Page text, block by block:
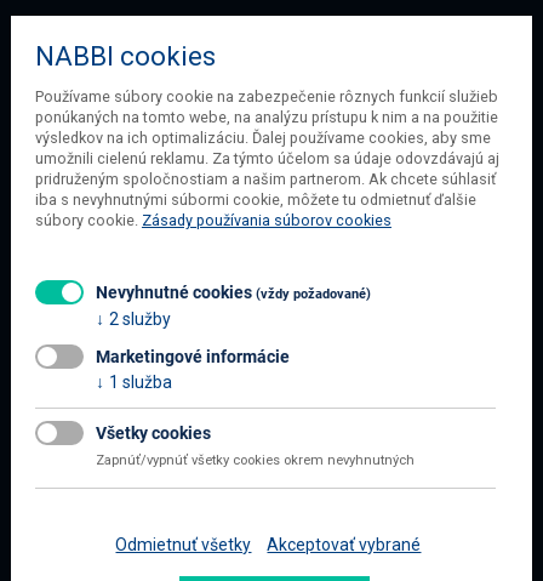
O SPOLOČNOSTI
O našej spoločnosti
Obchodné podmienky
Ochrana osobných údajov
Blog
Všetko o nákupe
Najčastejšie otázky
Doprava a platba
NABBI cookies
Používame súbory cookie na zabezpečenie rôznych funkcií služieb
ponúkaných na tomto webe, na analýzu prístupu k nim a na použitie
výsledkov na ich optimalizáciu. Ďalej používame cookies, aby sme
umožnili cielenú reklamu. Za týmto účelom sa údaje odovzdávajú aj
pridruženým spoločnostiam a našim partnerom. Ak chcete súhlasiť
iba s nevyhnutnými súbormi cookie, môžete tu odmietnuť ďalšie
súbory cookie. Zásady používania súborov cookies
Nevyhnutné cookies (vždy požadované)
2 služby
Marketingové informácie
1 služba
Všetky cookies
Zapnúť/vypnúť všetky cookies okrem nevyhnutných
Odmietnuť všetky Akceptovať vybrané